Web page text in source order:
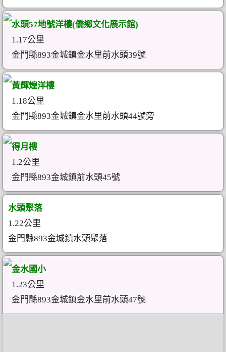
水頭57地號洋樓(僑鄉文化展示館)
1.17公里
金門縣893金城鎮金水里前水頭39號
黃輝煌洋樓
1.18公里
金門縣893金城鎮金水里前水頭44號旁
得月樓
1.2公里
金門縣893金城鎮前水頭45號
水頭聚落
1.22公里
金門縣893金城鎮水頭聚落
金水國小
1.23公里
金門縣893金城鎮金水里前水頭47號